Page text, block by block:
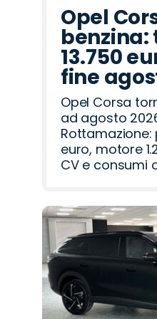
Opel
benzina:
13.750
fine
Opel Corsa
ad agosto
Rottamazione:
euro, motore
CV e consumi